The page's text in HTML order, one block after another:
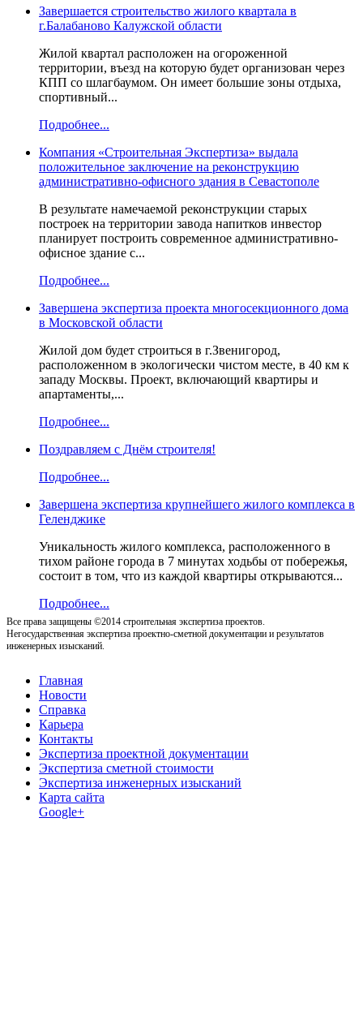
Завершается строительство жилого квартала в
г.Балабаново Калужской области
Жилой квартал расположен на огороженной
территории, въезд на которую будет организован через
КПП со шлагбаумом. Он имеет большие зоны отдыха,
спортивный...
Подробнее...
Компания «Строительная Экспертиза» выдала
положительное заключение на реконструкцию
административно-офисного здания в Севастополе
В результате намечаемой реконструкции старых
построек на территории завода напитков инвестор
планирует построить современное административно-
офисное здание с...
Подробнее...
Завершена экспертиза проекта многосекционного дома
в Московской области
Жилой дом будет строиться в г.Звенигород,
расположенном в экологически чистом месте, в 40 км к
западу Москвы. Проект, включающий квартиры и
апартаменты,...
Подробнее...
Поздравляем с Днём строителя!
Подробнее...
Завершена экспертиза крупнейшего жилого комплекса в
Геленджике
Уникальность жилого комплекса, расположенного в
тихом районе города в 7 минутах ходьбы от побережья,
состоит в том, что из каждой квартиры открываются...
Подробнее...
Все права защищены ©2014 строительная экспертиза проектов.
Негосударственная экспертиза проектно-сметной документации и результатов
инженерных изысканий.
Главная
Новости
Справка
Карьера
Контакты
Экспертиза проектной документации
Экспертиза сметной стоимости
Экспертиза инженерных изысканий
Карта сайта
Google+